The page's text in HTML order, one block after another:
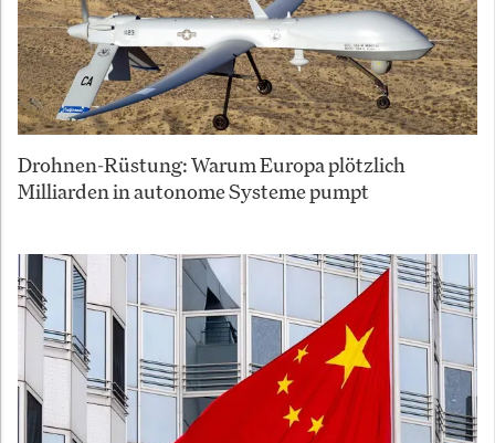
Drohnen-Rüstung: Warum Europa plötzlich
Milliarden in autonome Systeme pumpt